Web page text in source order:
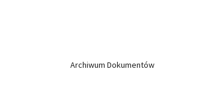
Archiwum Dokumentów